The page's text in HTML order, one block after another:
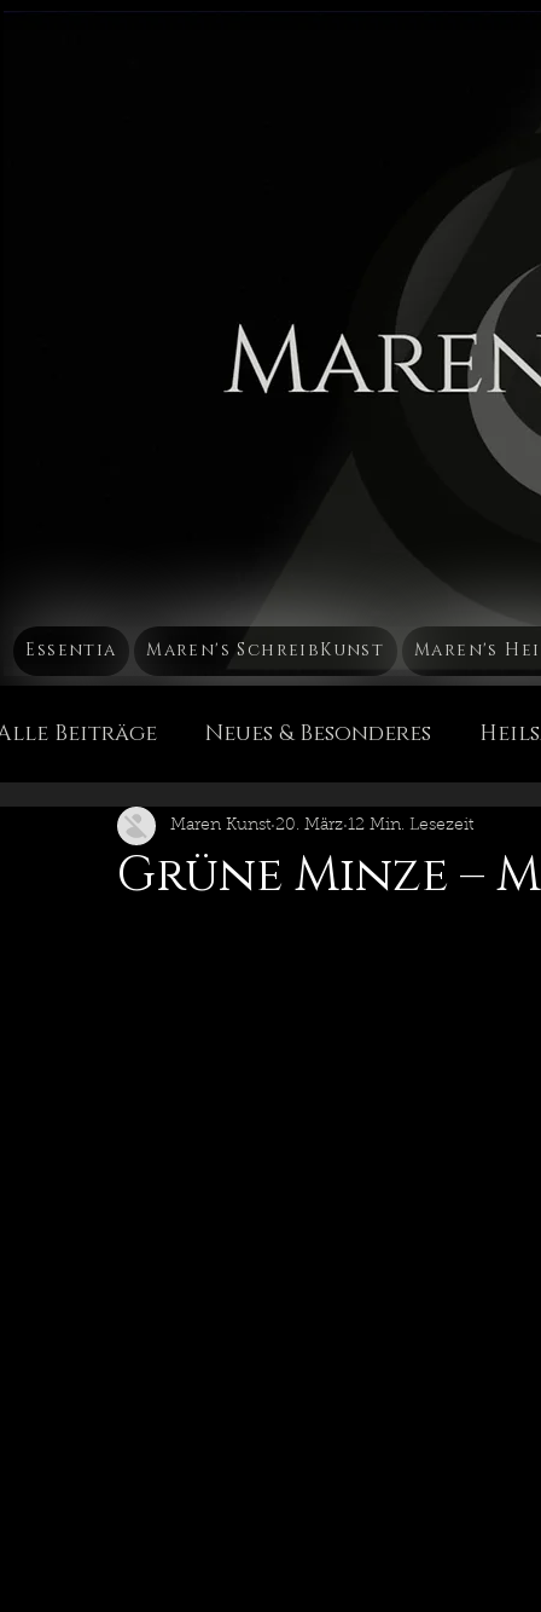
Essentia Maren's SchreibKunst Maren's
Beiträge Neues & Besonderes
Mütterchen Russland Mа́тушка Россия
Grüne Minze –
Maren Kunst 20. März 12 Min. Lesezeit